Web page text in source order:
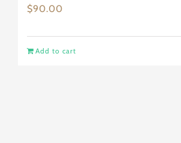
$90.00
Add to cart